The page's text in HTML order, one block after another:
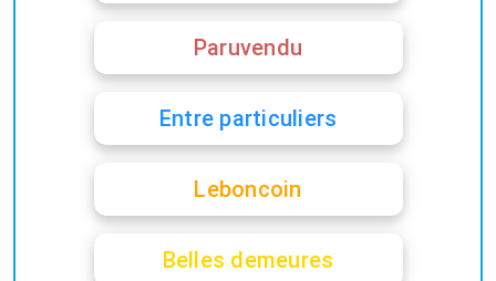
Paruvendu
Entre particuliers
Leboncoin
Belles demeures